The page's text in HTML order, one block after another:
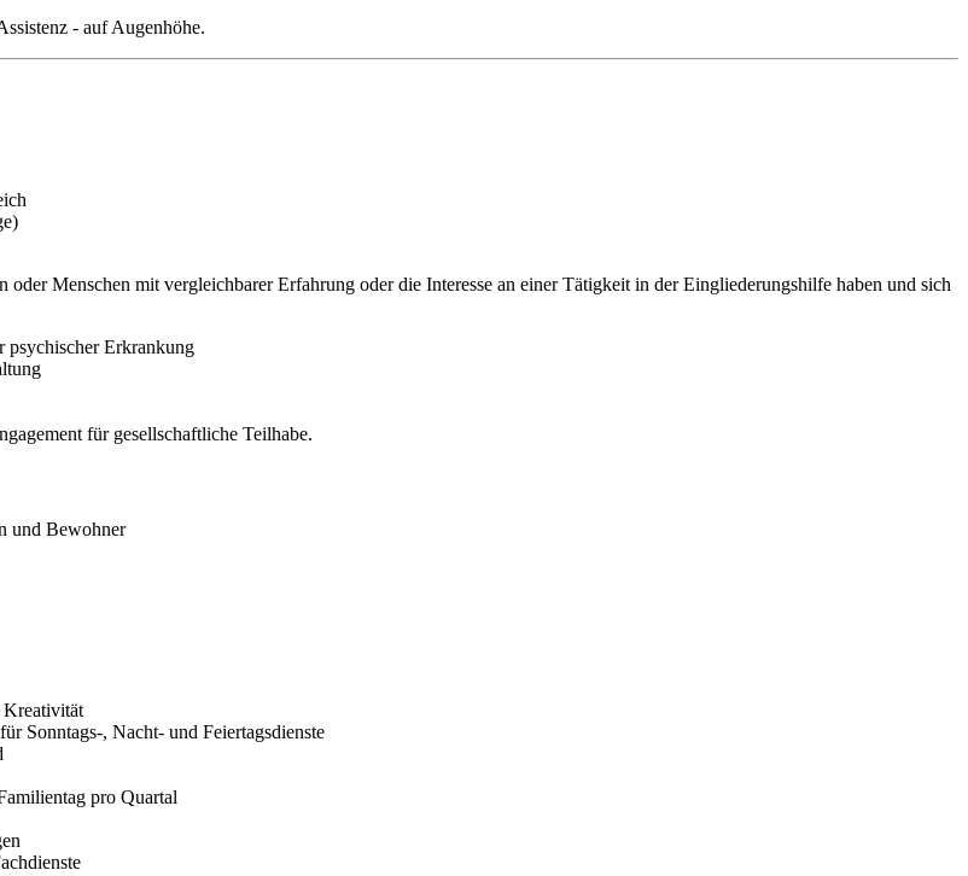
- auf Augenhöhe.
Menschen mit vergleichbarer Erfahrung oder die Interesse an einer Tätigkeit in der Eingliederungshilfe haben und sich
psychischer Erkrankung
für gesellschaftliche Teilhabe.
und Bewohner
Kreativität
Sonntags-, Nacht- und Feiertagsdienste
pro Quartal